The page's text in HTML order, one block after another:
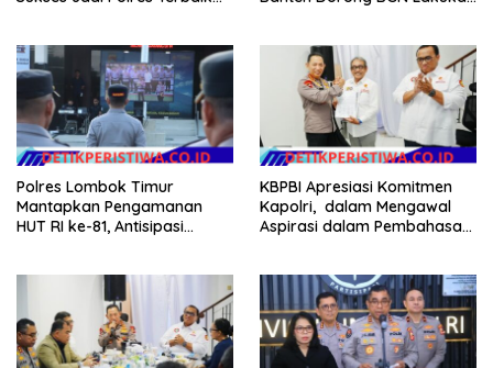
Polres Lombok Timur
Mantapkan Pengamanan
HUT RI ke-81, Antisipasi
KBPBI Apresiasi Komitmen
Kapolri, dalam Mengawal
Aspirasi dalam Pembahasan